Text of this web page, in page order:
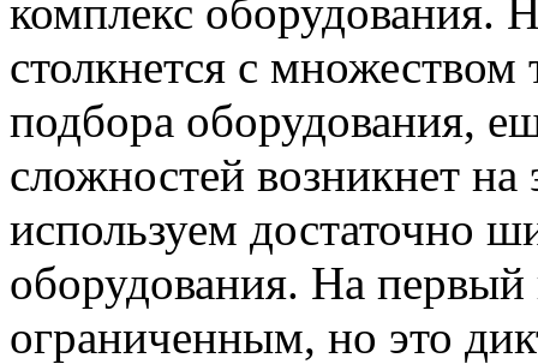
комплекс оборудования.
столкнется с множеством
подбора оборудования,
сложностей возникнет
используем достаточно
оборудования. На первый
ограниченным, но это